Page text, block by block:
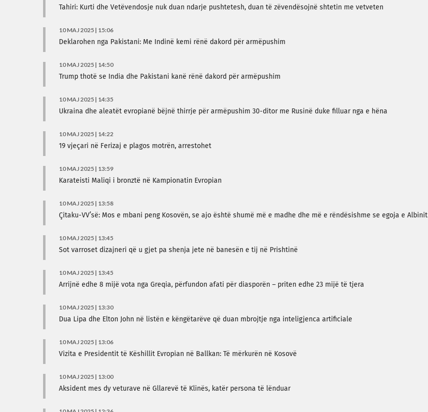
Tahiri: Kurti dhe Vetëvendosje nuk duan ndarje pushtetesh, duan të zëvendësojnë shtetin me vetveten
10 MAJ 2025 | 15:06
Deklarohen nga Pakistani: Me Indinë kemi rënë dakord për armëpushim
10 MAJ 2025 | 14:50
Trump thotë se India dhe Pakistani kanë rënë dakord për armëpushim
10 MAJ 2025 | 14:35
Ukraina dhe aleatët evropianë bëjnë thirrje për armëpushim 30-ditor me Rusinë duke filluar nga e hëna
10 MAJ 2025 | 14:22
19 vjeçari në Ferizaj e plagos motrën, arrestohet
10 MAJ 2025 | 13:59
Karateisti Maliqi i bronztë në Kampionatin Evropian
10 MAJ 2025 | 13:58
Çitaku-VV’së: Mos e mbani peng Kosovën, se ajo është shumë më e madhe dhe më e rëndësishme se egoja e Albinit
10 MAJ 2025 | 13:45
Sot varroset dizajneri që u gjet pa shenja jete në banesën e tij në Prishtinë
10 MAJ 2025 | 13:45
Arrijnë edhe 8 mijë vota nga Greqia, përfundon afati për diasporën – priten edhe 23 mijë të tjera
10 MAJ 2025 | 13:30
Dua Lipa dhe Elton John në listën e këngëtarëve që duan mbrojtje nga inteligjenca artificiale
10 MAJ 2025 | 13:06
Vizita e Presidentit të Këshillit Evropian në Ballkan: Të mërkurën në Kosovë
10 MAJ 2025 | 13:00
Aksident mes dy veturave në Gllarevë të Klinës, katër persona të lënduar